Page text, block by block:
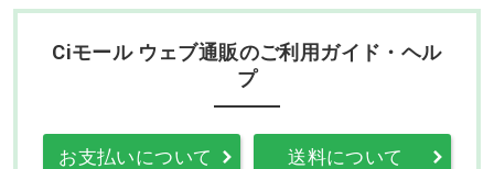
Ciモール ウェブ通販のご利用ガイド・ヘル
プ
お支払いについて 送料について